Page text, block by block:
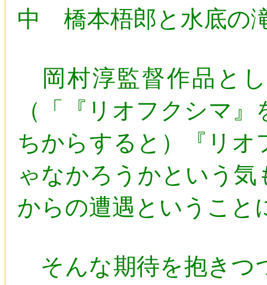
中 橋本梧郎と水底の
岡村淳監督作品と
（「『リオフクシマ
ちからすると）『リオ
ゃなかろうかという
からの遭遇というこ
そんな期待を抱きつ